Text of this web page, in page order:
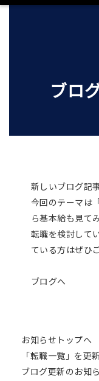
ブロ
新しいブログ記
今回のテーマは
ら基本給も見て
転職を検討して
ている方はぜひ
ブログへ
お知らせトップへ
「転職一覧」を更
ブログ更新のお知